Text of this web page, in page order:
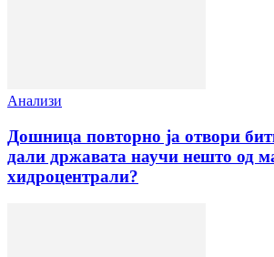
Анализи
Дошница повторно ја отвори
дали државата научи нешто од
хидроцентрали?